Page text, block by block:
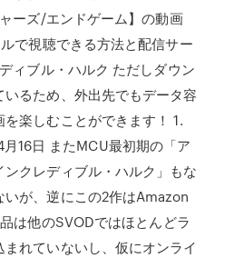
ーズ/エンドゲーム】の動画
で視聴できる方法と配信サー
ィブル・ハルク ただしダウン
いるため、外出先でもデータ容
楽しむことができます！ 1.
16日 またMCU最初期の「ア
クレディブル・ハルク」もな
いが、逆にこの2作はAmazon
は他のSVODではほとんどラ
れていないし、仮にオンライ